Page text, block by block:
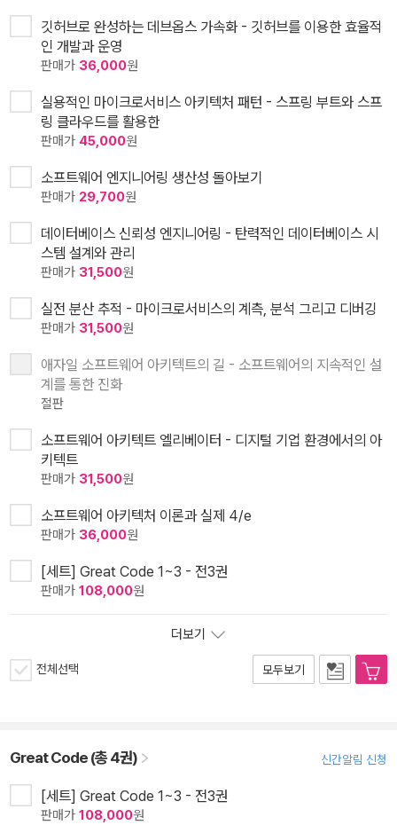
깃허브로 완성하는 데브옵스 가속화 - 깃허브를 이용한 효율적
인 개발과 운영
판매가 36,000원
실용적인 마이크로서비스 아키텍처 패턴 - 스프링 부트와 스프
링 클라우드를 활용한
판매가 45,000원
소프트웨어 엔지니어링 생산성 돌아보기
판매가 29,700원
데이터베이스 신뢰성 엔지니어링 - 탄력적인 데이터베이스 시
스템 설계와 관리
판매가 31,500원
실전 분산 추적 - 마이크로서비스의 계측, 분석 그리고 디버깅
판매가 31,500원
애자일 소프트웨어 아키텍트의 길 - 소프트웨어의 지속적인 설
계를 통한 진화
절판
소프트웨어 아키텍트 엘리베이터 - 디지털 기업 환경에서의 아
키텍트
판매가 31,500원
소프트웨어 아키텍처 이론과 실제 4/e
판매가 36,000원
[세트] Great Code 1~3 - 전3권
판매가 108,000원
더보기
전체선택 모두보기
Great Code (총 4권) 신간알림 신청
[세트] Great Code 1~3 - 전3권
판매가 108,000원